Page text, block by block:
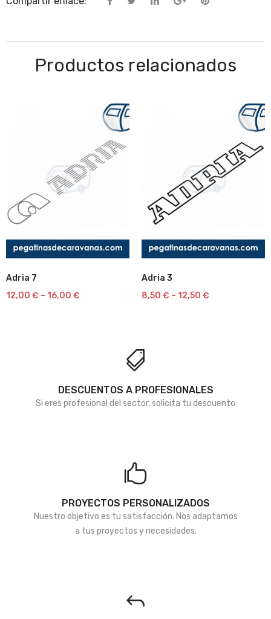
Productos relacionados
Adria 7
12,00 € – 16,00 €
Adria 3
8,50 € – 12,50 €
DESCUENTOS A PROFESIONALES
Si eres profesional del sector, solicita tu descuento
PROYECTOS PERSONALIZADOS
Nuestro objetivo es tu satisfacción. Nos adaptamos
a tus proyectos y necesidades.